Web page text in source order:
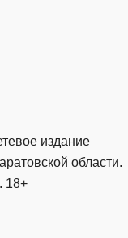
издание
области.
18+